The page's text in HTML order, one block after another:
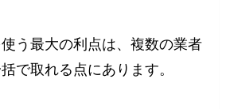
う最大の利点は、複数の業者
で取れる点にあります。